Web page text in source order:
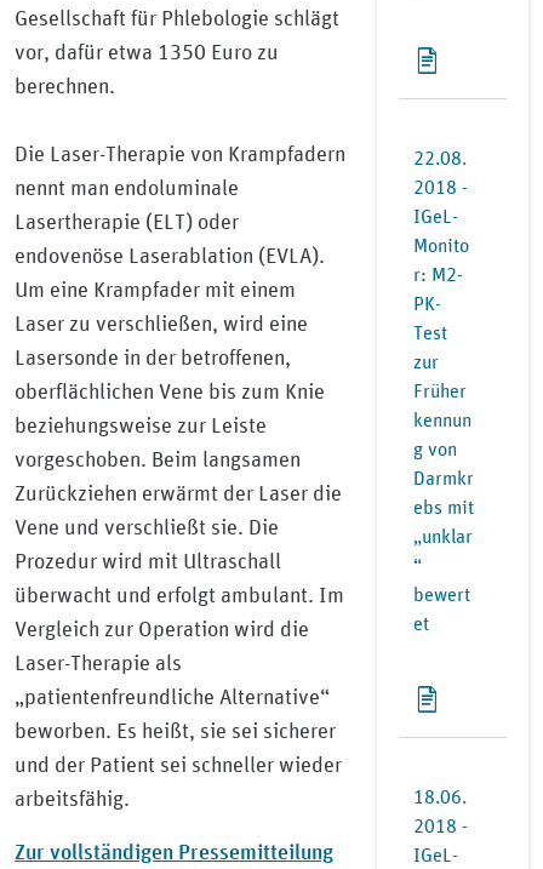
Gesellschaft für Phlebologie schlägt
vor, dafür etwa 1350 Euro zu
berechnen.
Die Laser-Therapie von Krampfadern
nennt man endoluminale
Lasertherapie (ELT) oder
endovenöse Laserablation (EVLA).
Um eine Krampfader mit einem
Laser zu verschließen, wird eine
Lasersonde in der betroffenen,
oberflächlichen Vene bis zum Knie
beziehungsweise zur Leiste
vorgeschoben. Beim langsamen
Zurückziehen erwärmt der Laser die
Vene und verschließt sie. Die
Prozedur wird mit Ultraschall
überwacht und erfolgt ambulant. Im
Vergleich zur Operation wird die
Laser-Therapie als
„patientenfreundliche Alternative“
beworben. Es heißt, sie sei sicherer
und der Patient sei schneller wieder
arbeitsfähig.
Zur vollständigen Pressemitteilung
22.08.
2018 -
IGeL-
Monito
r: M2-
PK-
Test
zur
Früher
kennun
g von
Darmkr
ebs mit
„unklar
“
bewert
et
18.06.
2018 -
IGeL-